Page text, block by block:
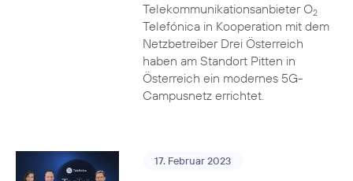
Telekommunikationsanbieter O2
Telefónica in Kooperation mit dem
Netzbetreiber Drei Österreich
haben am Standort Pitten in
Österreich ein modernes 5G-
Campusnetz errichtet.
17. Februar 2023